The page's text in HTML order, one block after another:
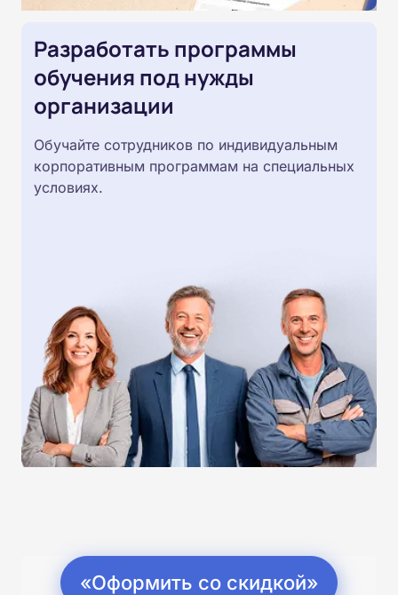
Разработать программы
обучения под нужды
организации
Обучайте сотрудников по индивидуальным
корпоративным программам на специальных
условиях.
«Оформить со скидкой»